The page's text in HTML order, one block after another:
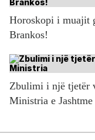
Horoskopi i muajit
Brankos!
Zbulimi i një tjetër
Ministria e